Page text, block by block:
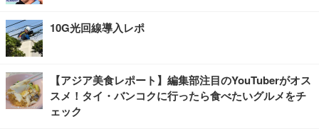
10G光回線導入レポ
【アジア美食レポート】編集部注目のYouTuberがオス
スメ！タイ・バンコクに行ったら食べたいグルメをチ
ェック